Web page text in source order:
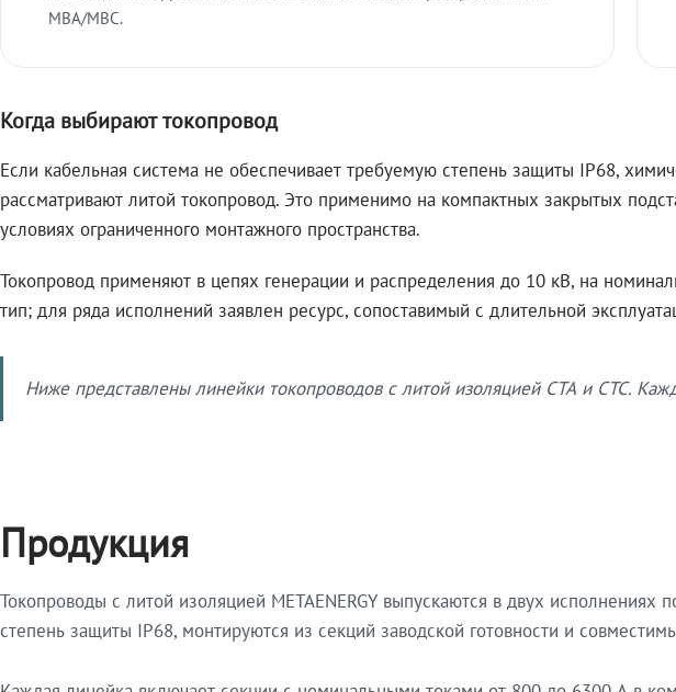
МВА/МВС.
Когда выбирают токопровод
Если кабельная система не обеспечивает требуемую степень защиты IP68,
рассматривают литой токопровод. Это применимо на компактных закрытых
условиях ограниченного монтажного пространства.
Токопровод применяют в цепях генерации и распределения до 10 кВ, на
тип; для ряда исполнений заявлен ресурс, сопоставимый с длительной
Ниже представлены линейки токопроводов с литой изоляцией СТА и СТС.
Продукция
Токопроводы с литой изоляцией METAENERGY выпускаются в двух
степень защиты IP68, монтируются из секций заводской готовности и